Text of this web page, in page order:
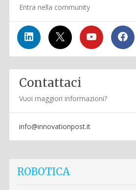
Entra nella community
Contattaci
Vuoi maggiori informazioni?
info@innovationpost.it
ROBOTICA